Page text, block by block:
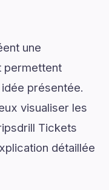
une
permettent
présentée.
visualiser les
Tickets
détaillée